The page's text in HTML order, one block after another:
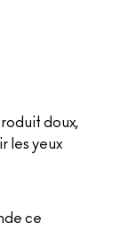
doux,
les yeux
ce